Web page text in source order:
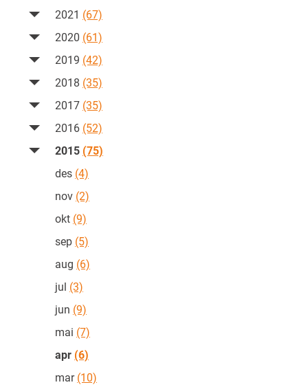
2021 (67)
2020 (61)
2019 (42)
2018 (35)
2017 (35)
2016 (52)
2015 (75)
des (4)
nov (2)
okt (9)
sep (5)
aug (6)
jul (3)
jun (9)
mai (7)
apr (6)
mar(10)